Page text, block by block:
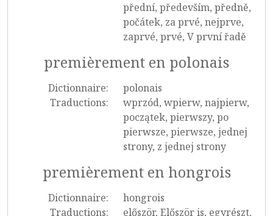
přední, především, předně,
počátek, za prvé, nejprve,
zaprvé, prvé, V první řadě
premièrement en polonais
Dictionnaire:
polonais
Traductions:
wprzód, wpierw, najpierw,
początek, pierwszy, po
pierwsze, pierwsze, jednej
strony, z jednej strony
premièrement en hongrois
Dictionnaire:
hongrois
Traductions:
először, Először is, egyrészt,